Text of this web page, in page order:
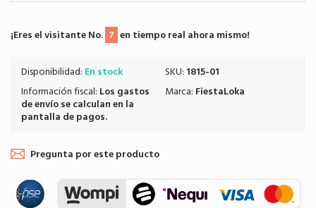
¡Eres el visitante No. 7 en tiempo real ahora mismo!
Disponibilidad: En stock
Información fiscal: Los gastos
de envíose calculan en la
pantalla de pagos.
SKU: 1815-01
Marca: FiestaLoka
Pregunta por este producto